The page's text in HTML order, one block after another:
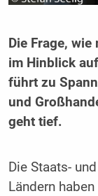
Die Frage,
im Hinblick
führt zu
und
geht tief.
Die Staats-
Ländern